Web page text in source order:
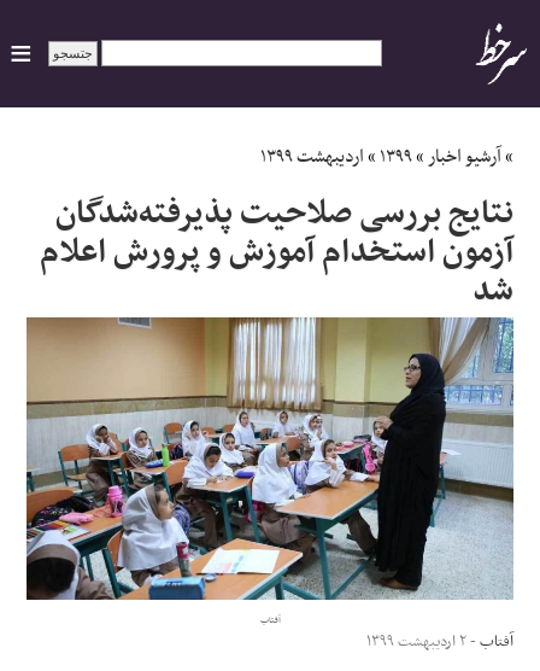
ایران
سیاسی
اقتصاد
ورزشی
جهان
اجتماعی
حوادث
علوم و فن آوری
فرهنگی و هنری
»آرشیو اخبار»۱۳۹۹»اردیبهشت ۱۳۹۹
نتایج بررسی صلاحیت‌ پذیرفته‌شدگان
آزمون استخدام آموزش و پرورش اعلام
شد
آفتاب
آفتاب- ۲ اردیبهشت ۱۳۹۹